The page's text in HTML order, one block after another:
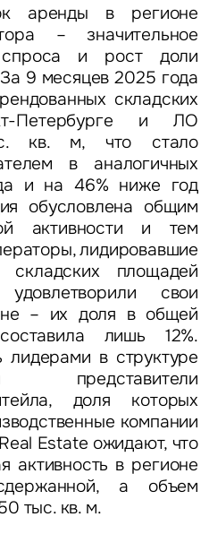
аренды в регионе
– значительное
и рост доли
9 месяцев 2025 года
складских
Петербурге и ЛО
кв. м, что стало
в аналогичных
и на 46% ниже год
обусловлена общим
активности и тем
лидировавшие
складских площадей
свои
– их доля в общей
лишь 12%.
в структуре
доля которых
компании
Estate ожидают, что
активность в регионе
а объем
тыс. кв. м.